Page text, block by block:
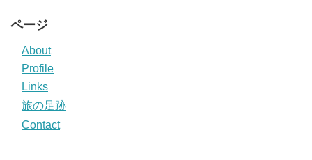
ページ
About
Profile
Links
旅の足跡
Contact